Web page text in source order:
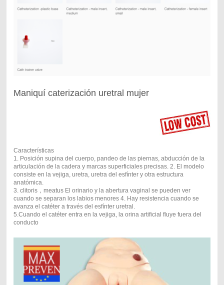
Maniquí caterización uretral mujer
Características
1. Posición supina del cuerpo, pandeo de las piernas, abducción de la
articulación de la cadera y marcas superficiales precisas. 2. El modelo
consiste en la vejiga, uretra, uretra del esfínter y otra estructura
anatómica.
3. clitoris，meatus El orinario y la abertura vaginal se pueden ver
cuando se separan los labios menores 4. Hay resistencia cuando se
avanza el catéter a través del esfínter uretral.
5.Cuando el catéter entra en la vejiga, la orina artificial fluye fuera del
conducto